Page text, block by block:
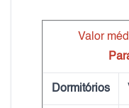
Valor
Dormitórios